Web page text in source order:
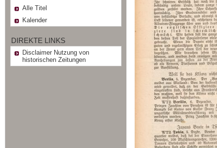
Alle Titel
Kalender
DIREKTE LINKS
Disclaimer Nutzung von
historischen Zeitungen